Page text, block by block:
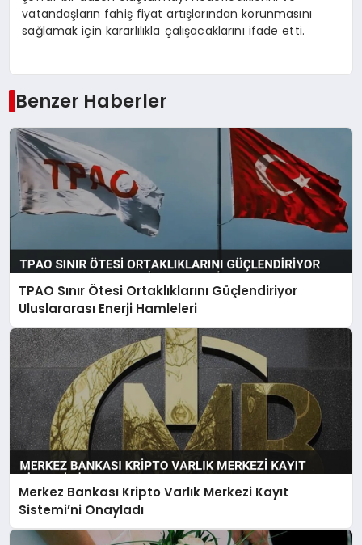
vatandaşların fahiş fiyat artışlarından korunmasını
sağlamak için kararlılıkla çalışacaklarını ifade etti.
Benzer Haberler
TPAO Sınır Ötesi Ortaklıklarını Güçlendiriyor
Uluslararası Enerji Hamleleri
Merkez Bankası Kripto Varlık Merkezi Kayıt
Sistemi’ni Onayladı